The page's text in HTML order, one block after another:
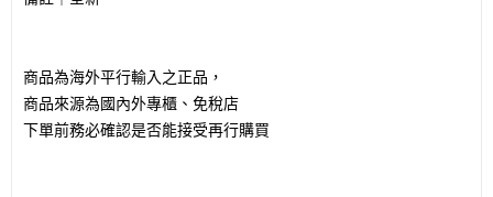
商品為海外平行輸入之正品，
商品來源為國內外專櫃、免稅店
下單前務必確認是否能接受再行購買